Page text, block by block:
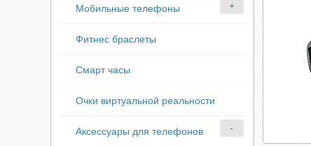
Мобильные телефоны
Фитнес браслеты
Смарт часы
Очки виртуальной реальности
Аксессуары для телефонов